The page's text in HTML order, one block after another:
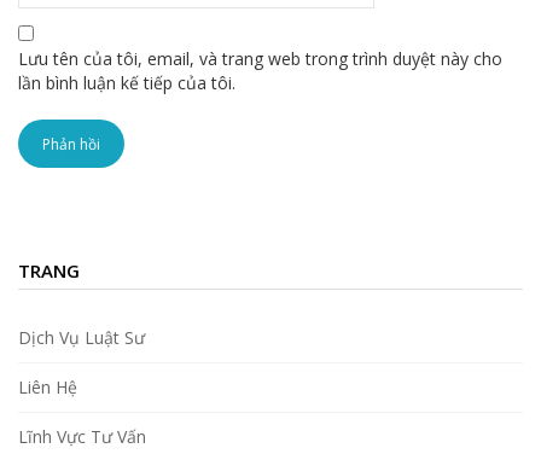
Lưu tên của tôi, email, và trang web trong trình duyệt này cho
lần bình luận kế tiếp của tôi.
TRANG
Dịch Vụ Luật Sư
Liên Hệ
Lĩnh Vực Tư Vấn